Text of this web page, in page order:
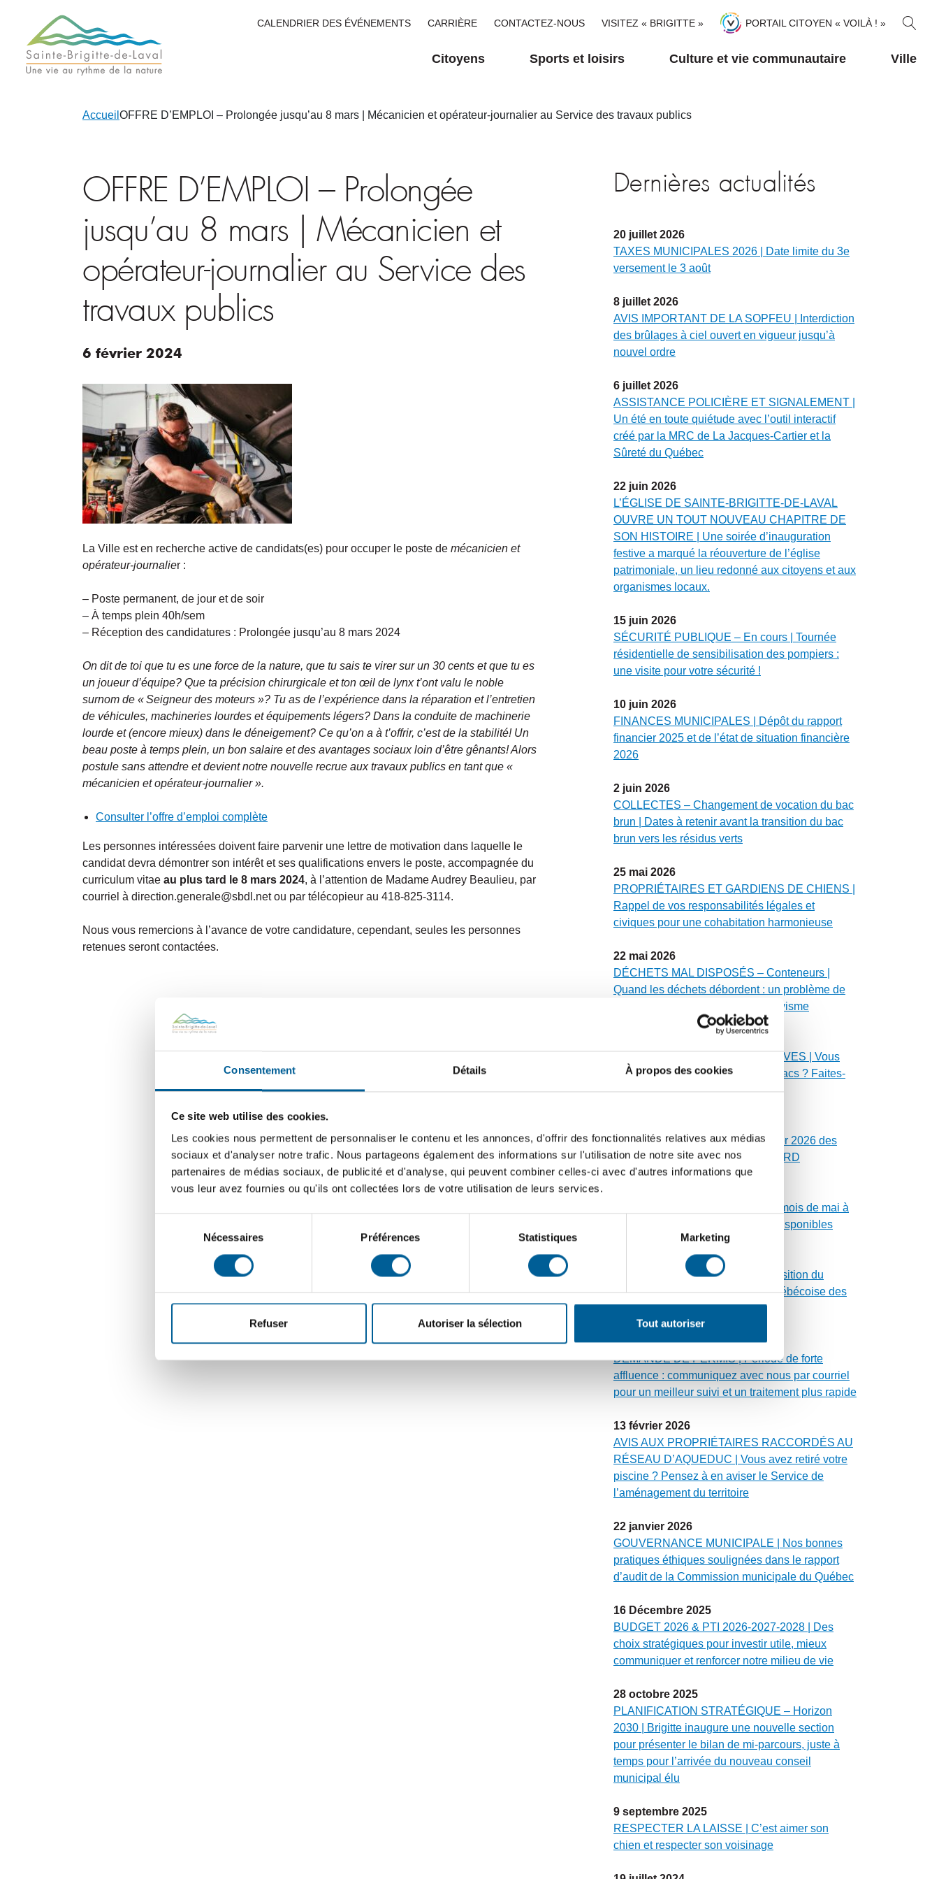
Consentement Détails À propos des cookies
Ce site web utilise des cookies.
Les cookies nous permettent de personnaliser le contenu et les annonces, d'offrir des fonctionnalités relatives aux médias
sociaux et d'analyser notre trafic. Nous partageons également des informations sur l'utilisation de notre site avec nos
partenaires de médias sociaux, de publicité et d'analyse, qui peuvent combiner celles-ci avec d'autres informations que
vous leur avez fournies ou qu'ils ont collectées lors de votre utilisation de leurs services.
consentement
Nécessaires Préférences Statistiques Marketing
Refuser Autoriser la sélection Tout autoriser
CALENDRIER DES ÉVÉNEMENTS CARRIÈRE CONTACTEZ-NOUS VISITEZ « BRIGITTE » PORTAIL CITOYEN « VOILÀ ! »
Citoyens Sports et loisirs Culture et vie communautaire Ville
Accueil OFFRE D’EMPLOI – Prolongée jusqu’au 8 mars | Mécanicien et opérateur-journalier au Service des travaux publics
OFFRE D’EMPLOI – Prolongée
jusqu’au 8 mars | Mécanicien et
opérateur-journalier au Service des
travaux publics
6 février 2024
La Ville est en recherche active de candidats(es) pour occuper le poste de mécanicien et
opérateur-journalier :
– Poste permanent, de jour et de soir
– À temps plein 40h/sem
– Réception des candidatures : Prolongée jusqu’au 8 mars 2024
On dit de toi que tu es une force de la nature, que tu sais te virer sur un 30 cents et que tu es
un joueur d’équipe? Que ta précision chirurgicale et ton œil de lynx t’ont valu le noble
surnom de « Seigneur des moteurs »? Tu as de l’expérience dans la réparation et l’entretien
de véhicules, machineries lourdes et équipements légers? Dans la conduite de machinerie
lourde et (encore mieux) dans le déneigement? Ce qu’on a à t’offrir, c’est de la stabilité! Un
beau poste à temps plein, un bon salaire et des avantages sociaux loin d’être gênants! Alors
postule sans attendre et devient notre nouvelle recrue aux travaux publics en tant que «
mécanicien et opérateur-journalier ».
Consulter l’offre d’emploi complète
Les personnes intéressées doivent faire parvenir une lettre de motivation dans laquelle le
candidat devra démontrer son intérêt et ses qualifications envers le poste, accompagnée du
curriculum vitae au plus tard le 8 mars 2024, à l’attention de Madame Audrey Beaulieu, par
courriel à direction.generale@sbdl.net ou par télécopieur au 418-825-3114.
Nous vous remercions à l’avance de votre candidature, cependant, seules les personnes
retenues seront contactées.
Dernières actualités
20 juillet 2026
TAXES MUNICIPALES 2026 | Date limite du 3e
versement le 3 août
8 juillet 2026
AVIS IMPORTANT DE LA SOPFEU | Interdiction
des brûlages à ciel ouvert en vigueur jusqu’à
nouvel ordre
6 juillet 2026
ASSISTANCE POLICIÈRE ET SIGNALEMENT |
Un été en toute quiétude avec l’outil interactif
créé par la MRC de La Jacques-Cartier et la
Sûreté du Québec
22 juin 2026
L’ÉGLISE DE SAINTE-BRIGITTE-DE-LAVAL
OUVRE UN TOUT NOUVEAU CHAPITRE DE
SON HISTOIRE | Une soirée d’inauguration
festive a marqué la réouverture de l’église
patrimoniale, un lieu redonné aux citoyens et aux
organismes locaux.
15 juin 2026
SÉCURITÉ PUBLIQUE – En cours | Tournée
résidentielle de sensibilisation des pompiers :
une visite pour votre sécurité !
10 juin 2026
FINANCES MUNICIPALES | Dépôt du rapport
financier 2025 et de l’état de situation financière
2026
2 juin 2026
COLLECTES – Changement de vocation du bac
brun | Dates à retenir avant la transition du bac
brun vers les résidus verts
25 mai 2026
PROPRIÉTAIRES ET GARDIENS DE CHIENS |
Rappel de vos responsabilités légales et
civiques pour une cohabitation harmonieuse
22 mai 2026
DÉCHETS MAL DISPOSÉS – Conteneurs |
Quand les déchets débordent : un problème de
sécurité, d’environnement et de civisme
DÉPLOIEMENT DES SACS MAUVES | Vous
n’avez pas reçu vos rouleaux de sacs ? Faites-
nous signe !
FOSSES SEPTIQUES | Calendrier 2026 des
vidanges de fosses du secteur NORD
CALENDRIER MUNICIPAL | Les mois de mai à
décembre 2026 sont maintenant disponibles
ÉVALUATION FONCIÈRE | Acquisition du
Groupe Altus par la Fédération québécoise des
municipalités
23 avril 2026
DEMANDE DE PERMIS | Période de forte
affluence : communiquez avec nous par courriel
pour un meilleur suivi et un traitement plus rapide
13 février 2026
AVIS AUX PROPRIÉTAIRES RACCORDÉS AU
RÉSEAU D’AQUEDUC | Vous avez retiré votre
piscine ? Pensez à en aviser le Service de
l’aménagement du territoire
22 janvier 2026
GOUVERNANCE MUNICIPALE | Nos bonnes
pratiques éthiques soulignées dans le rapport
d’audit de la Commission municipale du Québec
16 Décembre 2025
BUDGET 2026 & PTI 2026-2027-2028 | Des
choix stratégiques pour investir utile, mieux
communiquer et renforcer notre milieu de vie
28 octobre 2025
PLANIFICATION STRATÉGIQUE – Horizon
2030 | Brigitte inaugure une nouvelle section
pour présenter le bilan de mi-parcours, juste à
temps pour l’arrivée du nouveau conseil
municipal élu
9 septembre 2025
RESPECTER LA LAISSE | C’est aimer son
chien et respecter son voisinage